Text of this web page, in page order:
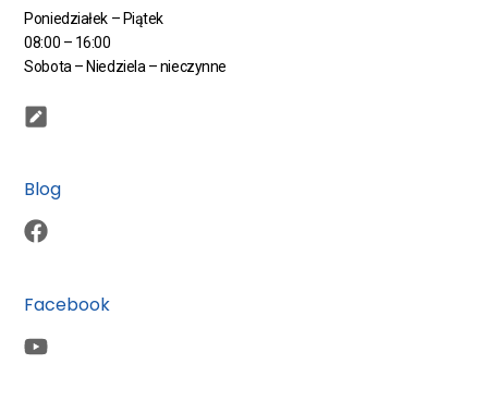
Poniedziałek – Piątek
08:00 – 16:00
Sobota – Niedziela – nieczynne
Blog
Facebook